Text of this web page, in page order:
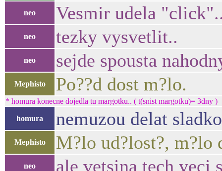
neo Vesmir udela
neo tezky vysvetlit..
neo sejde spousta
Mephisto Po??d dost m?lo.
* homura konecne dojedla tu margotku.. ( t(snist margotku)= 3dny )
homura nemuzou delat
Mephisto M?lo ud?lost?, m?lo
neo ale vetsina tech